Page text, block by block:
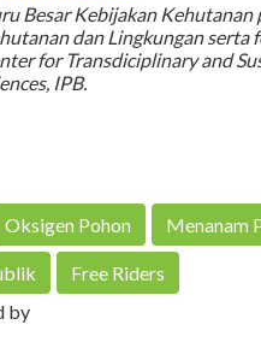
Besar Kebijakan Kehutanan
dan Lingkungan serta
for Transdiciplinary and
IPB.
Oksigen Pohon Menanam
Free Riders
by